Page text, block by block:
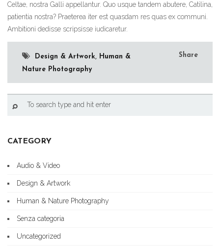
Celtae, nostra Galli appellantur. Quo usque tandem abutere, Catilina,
patientia nostra? Praeterea iter est quasdam res quas ex communi.
Ambitioni dedisse scripsisse iudicaretur.
Design & Artwork, Human &
Nature Photography
Share
CATEGORY
Audio & Video
Design & Artwork
Human & Nature Photography
Senza categoria
Uncategorized